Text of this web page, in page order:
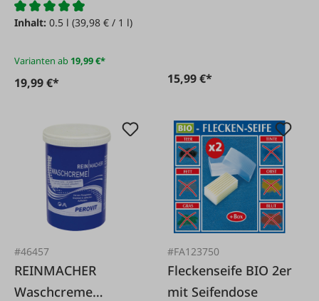
Inhalt: 0.5 l (39,98 € / 1 l)
Varianten ab 19,99 €*
19,99 €* 15,99 €*
#46457
REINMACHER
Waschcreme
#FA123750
Fleckenseife BIO 2er
mit Seifendose